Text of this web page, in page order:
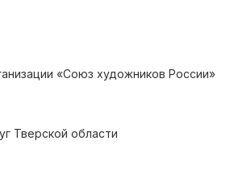
«Союз художников России»
Тверской области